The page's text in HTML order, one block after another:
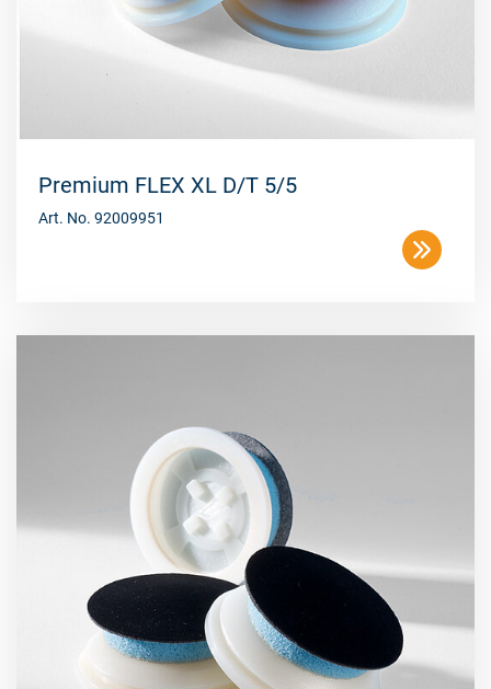
Premium FLEX XL D/T 5/5
Art. No. 92009951